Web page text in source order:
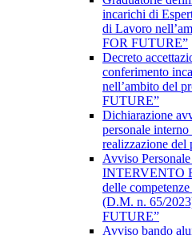
incarichi di
di Lavoro
FOR FUTURE”
Decreto
conferimento
nell’ambito del
FUTURE”
Dichiarazione
personale
realizzazione del
Avviso
INTERVENTO
delle
(D.M. n. 65/
FUTURE”
Avviso bando